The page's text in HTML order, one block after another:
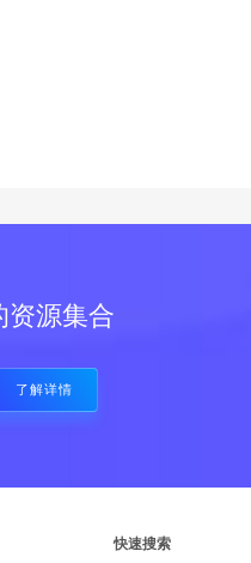
资源集合
了解详情
快速搜索